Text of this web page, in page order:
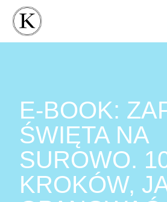
E-BOOK:
ŚWIĘTA NA
SUROWO.
KROKÓW,